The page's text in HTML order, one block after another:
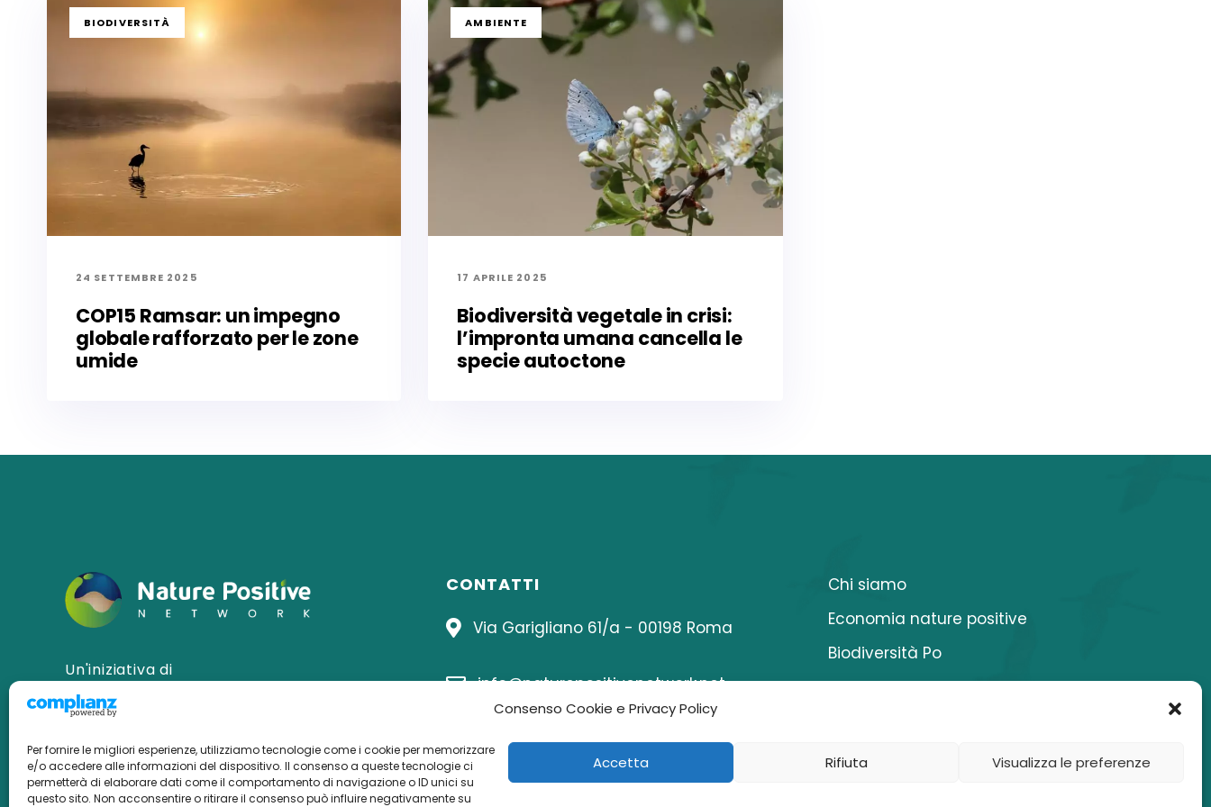
Consenso Cookie e Privacy Policy
Per fornire le migliori esperienze, utilizziamo tecnologie come i cookie per memorizzare
e/o accedere alle informazioni del dispositivo. Il consenso a queste tecnologie ci
permetterà di elaborare dati come il comportamento di navigazione o ID unici su
questo sito. Non acconsentire o ritirare il consenso può influire negativamente su
Accetta Rifiuta Visualizza le preferenze
TAGS
BIODIVERSITÀ
24 SETTEMBRE 2025
COP15 Ramsar: un impegno
globale rafforzato per le zone
umide
TAGS
AMBIENTE
17 APRILE 2025
Biodiversità vegetale in crisi:
l’impronta umana cancella le
specie autoctone
Un'iniziativa di
CONTATTI
Via Garigliano 61/a - 00198 Roma
info@naturepositivenetwork.net
06 8414815
Chi siamo
Economia nature positive
Biodiversità Po
Buone pratiche
Risorse